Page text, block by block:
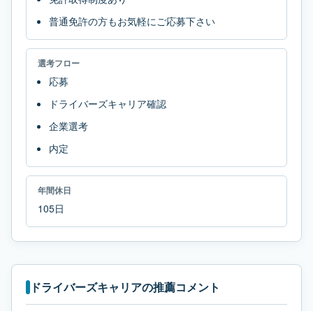
普通免許の方もお気軽にご応募下さい
選考フロー
応募
ドライバーズキャリア確認
企業選考
内定
年間休日
105日
ドライバーズキャリアの推薦コメント